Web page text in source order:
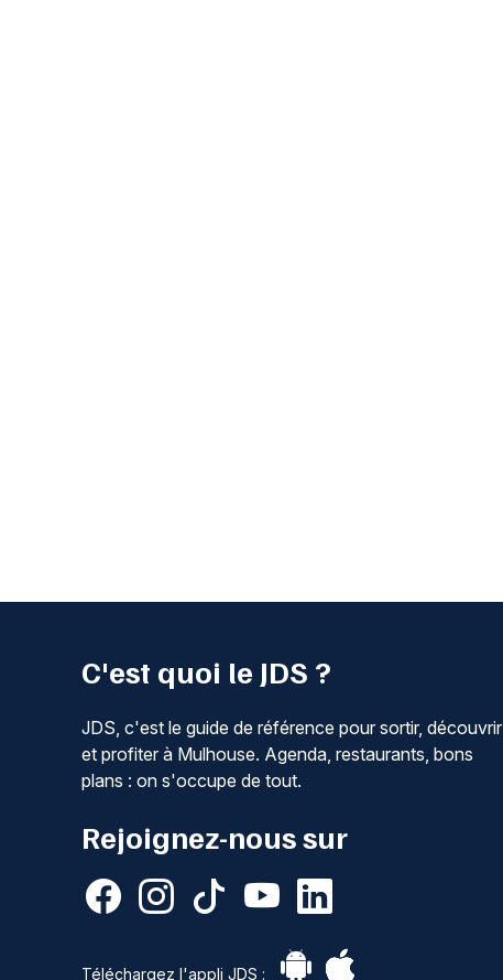
C'est quoi le JDS ?
JDS, c'est le guide de référence pour sortir, découvrir
et profiter à Mulhouse. Agenda, restaurants, bons
plans : on s'occupe de tout.
Rejoignez-nous sur
Téléchargez l'appli JDS :